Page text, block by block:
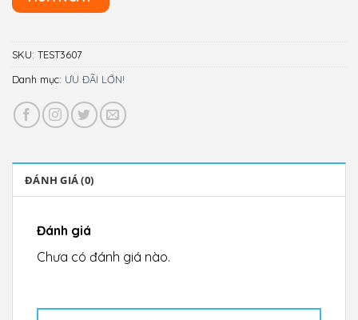
SKU: TEST3607
Danh mục: ƯU ĐÃI LỚN!
ĐÁNH GIÁ (0)
Đánh giá
Chưa có đánh giá nào.